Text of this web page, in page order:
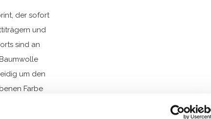
der sofort
und
sind an
um den
Farbe
mit